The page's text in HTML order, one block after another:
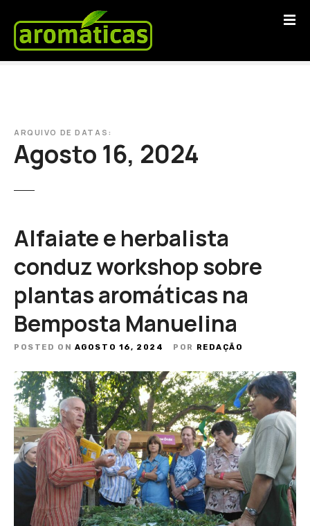
ARQUIVO DE DATAS:
Agosto 16, 2024
Alfaiate e herbalista
conduz workshop sobre
plantas aromáticas na
Bemposta Manuelina
POSTED ON AGOSTO 16, 2024 POR REDAÇÃO